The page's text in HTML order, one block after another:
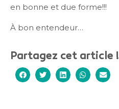
en bonne et due forme!!!
À bon entendeur…
Partagez cet article !